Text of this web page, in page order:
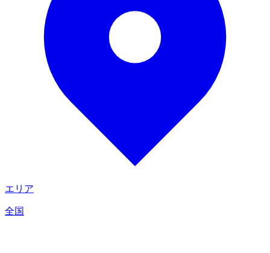
エリア
全国